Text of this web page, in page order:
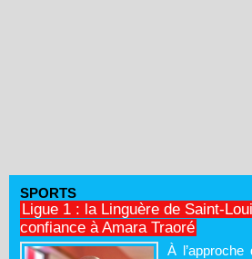
SPORTS
Ligue 1 : la Linguère de Saint-
confiance à Amara Traoré
À